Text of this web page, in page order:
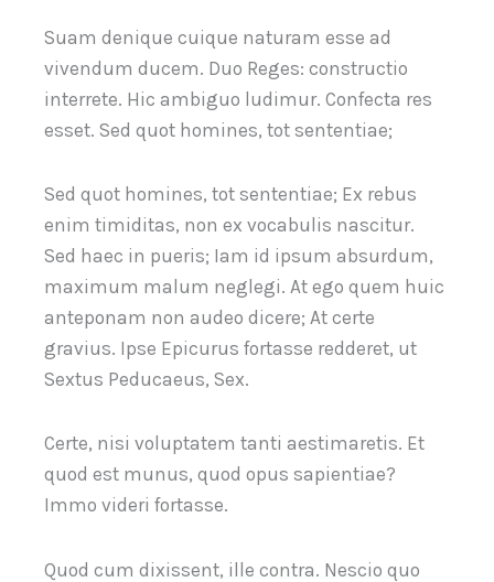
Suam denique cuique naturam esse ad
vivendum ducem. Duo Reges: constructio
interrete. Hic ambiguo ludimur. Confecta res
esset. Sed quot homines, tot sententiae;
Sed quot homines, tot sententiae; Ex rebus
enim timiditas, non ex vocabulis nascitur.
Sed haec in pueris; Iam id ipsum absurdum,
maximum malum neglegi. At ego quem huic
anteponam non audeo dicere; At certe
gravius. Ipse Epicurus fortasse redderet, ut
Sextus Peducaeus, Sex.
Certe, nisi voluptatem tanti aestimaretis. Et
quod est munus, quod opus sapientiae?
Immo videri fortasse.
Quod cum dixissent, ille contra. Nescio quo